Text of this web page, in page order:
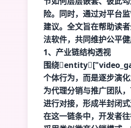
险。同时，通过对平台
建议。全文旨在帮助读
法软件，共同维护公平健
1、产业链结构透视
围绕
个体行为，而是逐步演
为代理分销与推广团队
进行对接，形成半封闭式
在这一链条中，开发者